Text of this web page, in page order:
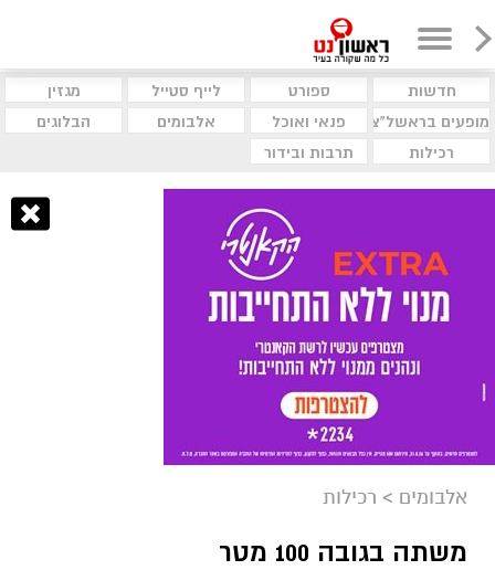
חדשות ספורט לייף סטייל
מגזין
מופעים בראשל"צ
פנאי ואוכל אלבומים
הבלוגים
רכילות
תרבות ובידור
אלבומים > רכילות
משתה בגובה 100 מטר